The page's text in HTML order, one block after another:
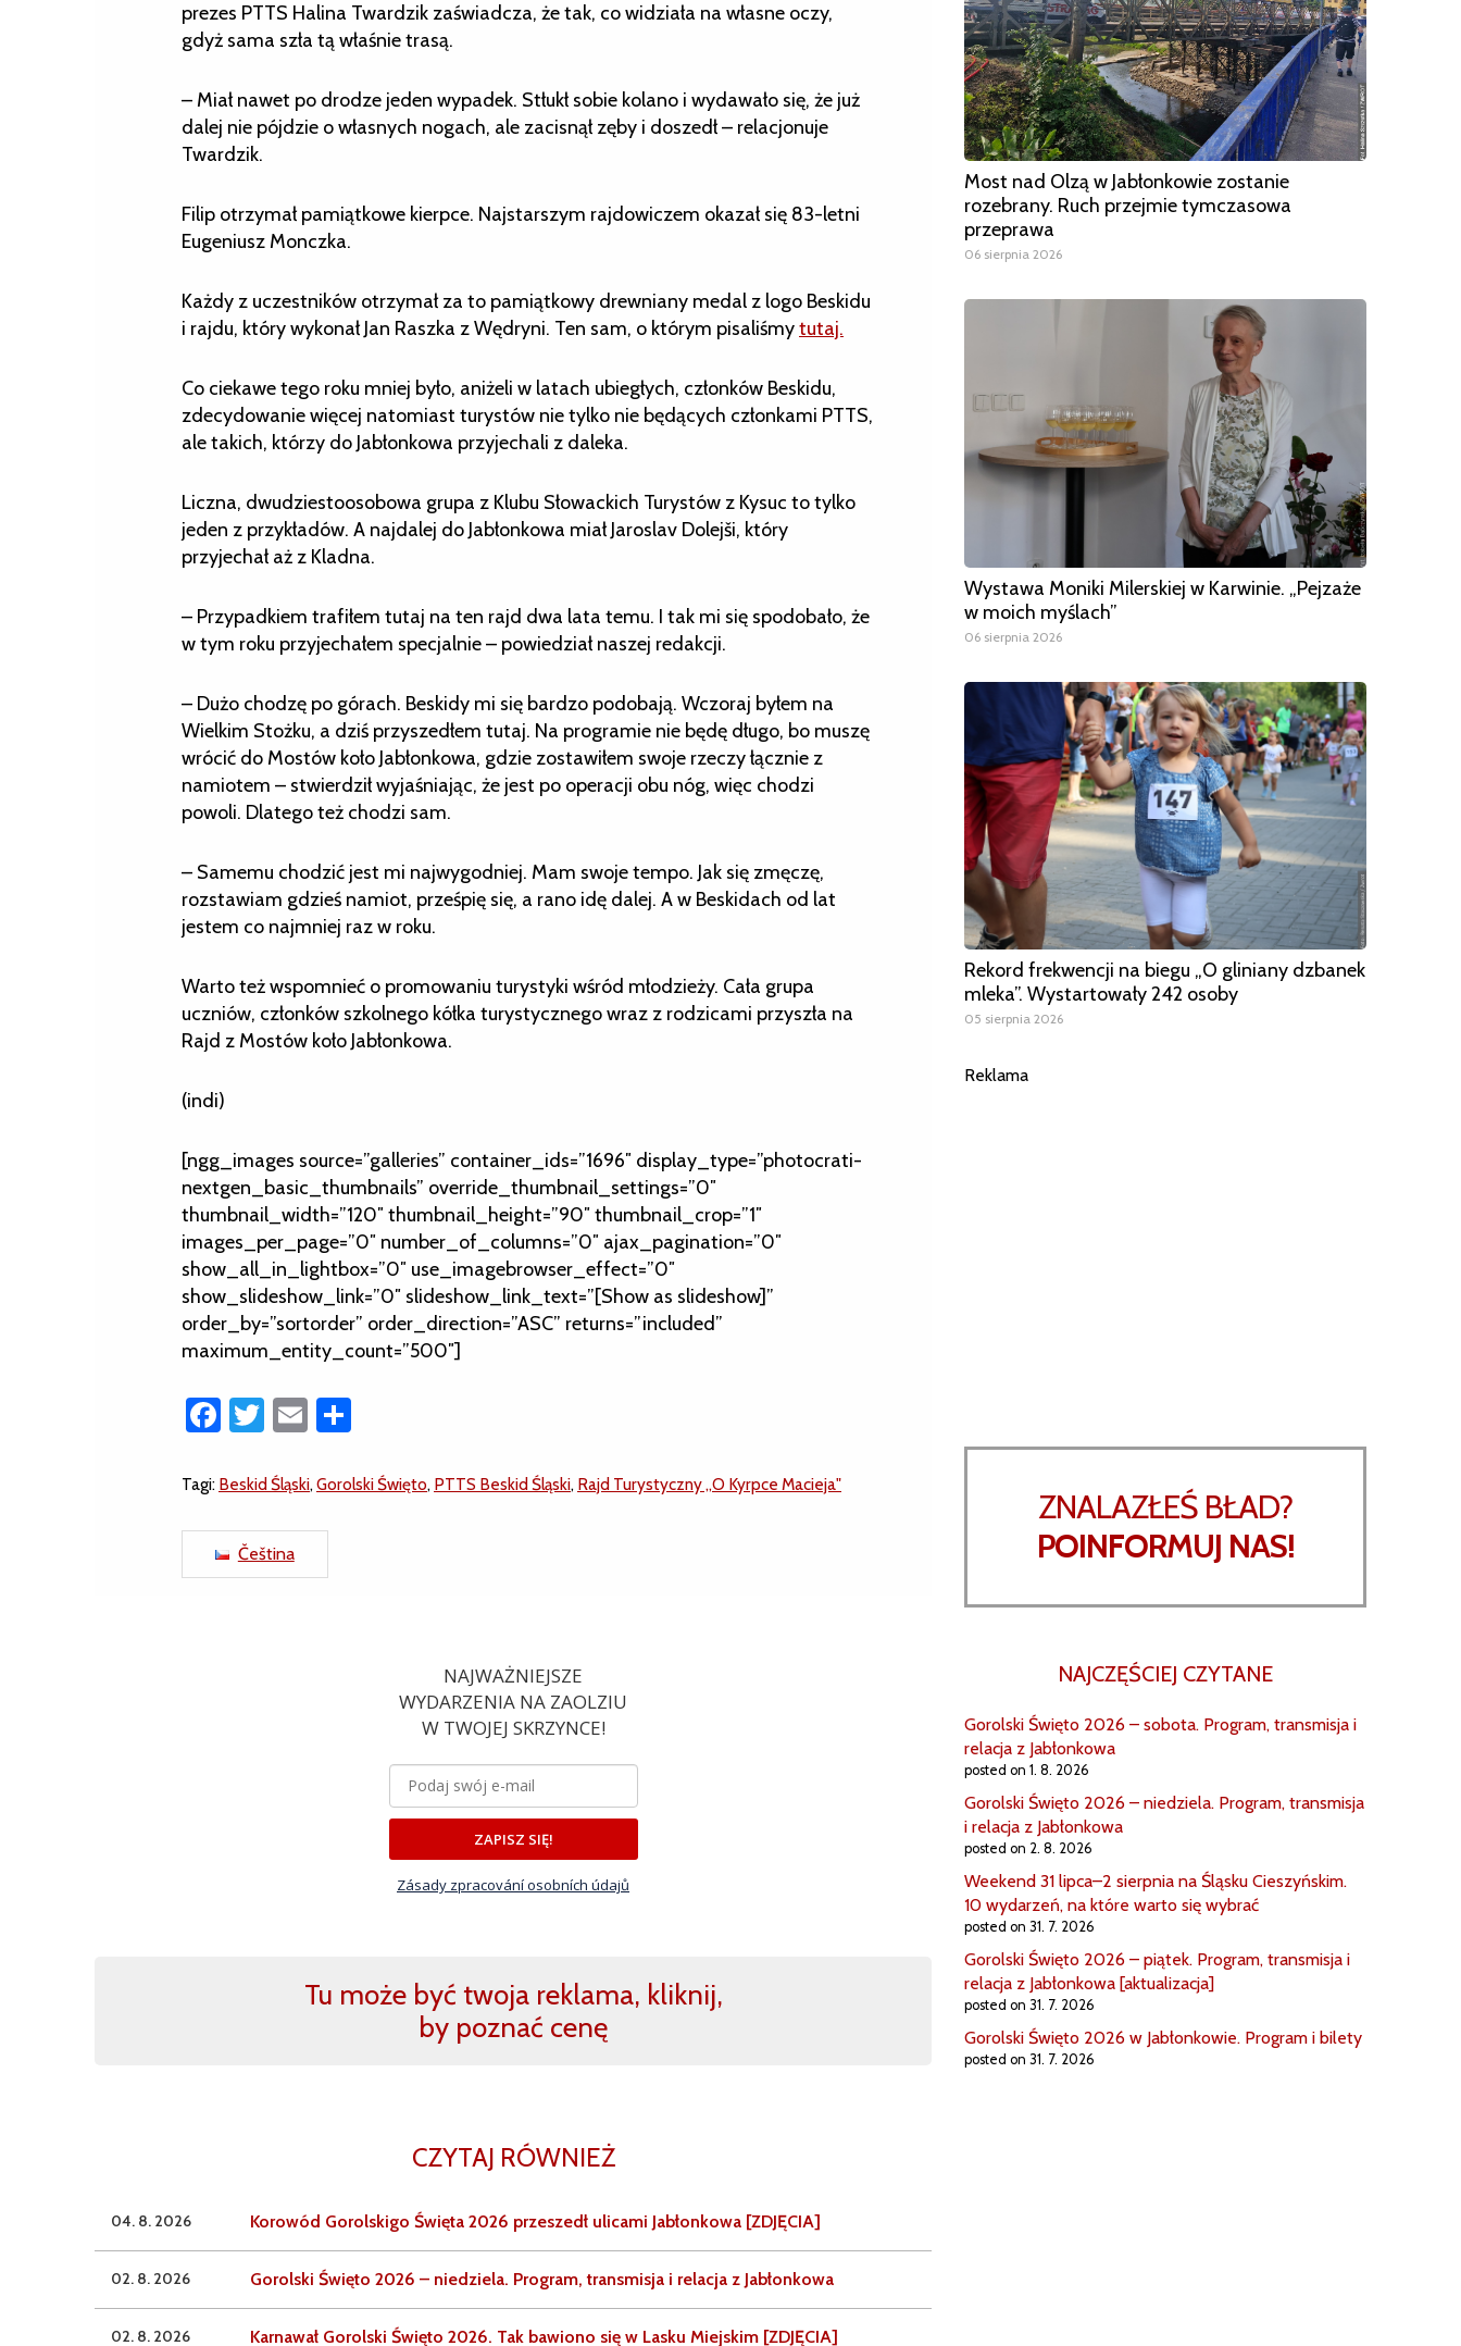
prezes PTTS Halina Twardzik zaświadcza, że tak, co widziała na własne oczy,
gdyż sama szła tą właśnie trasą.
– Miał nawet po drodze jeden wypadek. Stłukł sobie kolano i wydawało się, że już
dalej nie pójdzie o własnych nogach, ale zacisnął zęby i doszedł – relacjonuje
Twardzik.
Filip otrzymał pamiątkowe kierpce. Najstarszym rajdowiczem okazał się 83-letni
Eugeniusz Monczka.
Każdy z uczestników otrzymał za to pamiątkowy drewniany medal z logo Beskidu
i rajdu, który wykonał Jan Raszka z Wędryni. Ten sam, o którym pisaliśmytutaj.
Co ciekawe tego roku mniej było, aniżeli w latach ubiegłych, członków Beskidu,
zdecydowanie więcej natomiast turystów nie tylko nie będących członkami PTTS,
ale takich, którzy do Jabłonkowa przyjechali z daleka.
Liczna, dwudziestoosobowa grupa z Klubu Słowackich Turystów z Kysuc to tylko
jeden z przykładów. A najdalej do Jabłonkowa miał Jaroslav Dolejši, który
przyjechał aż z Kladna.
– Przypadkiem trafiłem tutaj na ten rajd dwa lata temu. I tak mi się spodobało, że
w tym roku przyjechałem specjalnie – powiedział naszej redakcji.
– Dużo chodzę po górach. Beskidy mi się bardzo podobają. Wczoraj byłem na
Wielkim Stożku, a dziś przyszedłem tutaj. Na programie nie będę długo, bo muszę
wrócić do Mostów koło Jabłonkowa, gdzie zostawiłem swoje rzeczy łącznie z
namiotem – stwierdził wyjaśniając, że jest po operacji obu nóg, więc chodzi
powoli. Dlatego też chodzi sam.
– Samemu chodzić jest mi najwygodniej. Mam swoje tempo. Jak się zmęczę,
rozstawiam gdzieś namiot, prześpię się, a rano idę dalej. A w Beskidach od lat
jestem co najmniej raz w roku.
Warto też wspomnieć o promowaniu turystyki wśród młodzieży. Cała grupa
uczniów, członków szkolnego kółka turystycznego wraz z rodzicami przyszła na
Rajd z Mostów koło Jabłonkowa.
(indi)
[ngg_images source=”galleries” container_ids=”1696″ display_type=”photocrati-
nextgen_basic_thumbnails” override_thumbnail_settings=”0″
thumbnail_width=”120″ thumbnail_height=”90″ thumbnail_crop=”1″
images_per_page=”0″ number_of_columns=”0″ ajax_pagination=”0″
show_all_in_lightbox=”0″ use_imagebrowser_effect=”0″
show_slideshow_link=”0″ slideshow_link_text=”[Show as slideshow]”
order_by=”sortorder” order_direction=”ASC” returns=”included”
maximum_entity_count=”500″]
Facebook
Twitter
Email
Tagi: Beskid Śląski,Gorolski Święto, PTTS Beskid Śląski, Rajd Turystyczny „O Kyrpce Macieja"
Čeština
NAJWAŻNIEJSZE
WYDARZENIA NA ZAOLZIU
W TWOJEJ SKRZYNCE!
ZAPISZ SIĘ!
Zásady zpracování osobních údajů
Tu może być twoja reklama, kliknij,
by poznać cenę
CZYTAJ RÓWNIEŻ
04. 8. 2026 Korowód Gorolskigo Święta 2026 przeszedł ulicami Jabłonkowa [ZDJĘCIA]
02. 8. 2026 Gorolski Święto 2026 – niedziela. Program, transmisja i relacja z Jabłonkowa
02. 8. 2026 Karnawał Gorolski Święto 2026. Tak bawiono się w Lasku Miejskim [ZDJĘCIA]
Most nad Olzą w Jabłonkowie zostanie
rozebrany. Ruch przejmie tymczasowa
przeprawa
06 sierpnia 2026
Wystawa Moniki Milerskiej w Karwinie. „Pejzaże
w moich myślach”
06 sierpnia 2026
Rekord frekwencji na biegu „O gliniany dzbanek
mleka”. Wystartowały 242 osoby
05 sierpnia 2026
Reklama
ZNALAZŁEŚ BŁAD?
POINFORMUJ NAS!
NAJCZĘŚCIEJ CZYTANE
Gorolski Święto 2026 – sobota. Program, transmisja i
relacja z Jabłonkowa
posted on 1. 8. 2026
Gorolski Święto 2026 – niedziela. Program, transmisja
i relacja z Jabłonkowa
posted on 2. 8. 2026
Weekend 31 lipca–2 sierpnia na Śląsku Cieszyńskim.
10 wydarzeń, na które warto się wybrać
posted on 31. 7. 2026
Gorolski Święto 2026 – piątek. Program, transmisja i
relacja z Jabłonkowa [aktualizacja]
posted on 31. 7. 2026
Gorolski Święto 2026 w Jabłonkowie. Program i bilety
posted on 31. 7. 2026